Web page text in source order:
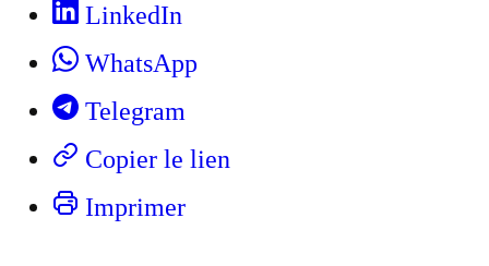
LinkedIn
WhatsApp
Telegram
Copier le lien
Imprimer